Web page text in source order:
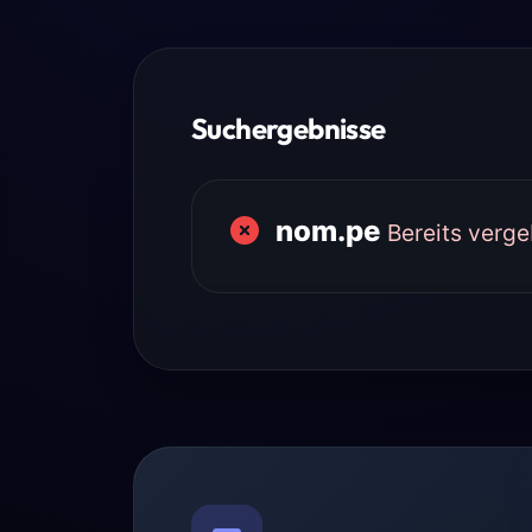
Suchergebnisse
nom.pe Bereits